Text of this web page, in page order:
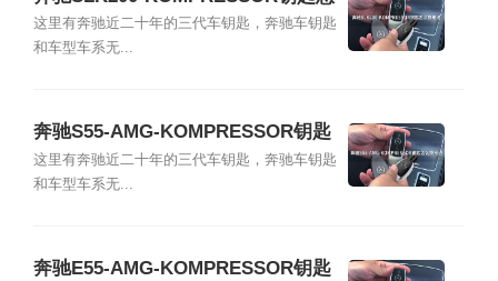
么换电池
这里有奔驰近二十年的三代车钥匙，奔驰车钥匙
和车型车系无...
奔驰S55-AMG-KOMPRESSOR钥匙
怎么换电池
这里有奔驰近二十年的三代车钥匙，奔驰车钥匙
和车型车系无...
奔驰E55-AMG-KOMPRESSOR钥匙